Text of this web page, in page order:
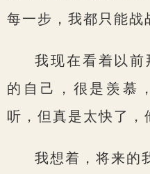
每一步，我都只能战
我现在看着以前
的自己，很是羡慕
听，但真是太快了，
我想着，将来的